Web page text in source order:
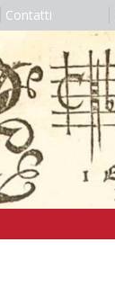
Contatti